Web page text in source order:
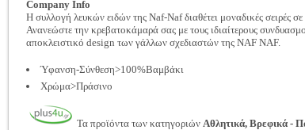
Company Info
Η συλλογή λευκών ειδών της Naf-Naf διαθέτει μοναδικές σειρές
Ανανεώστε την κρεβατοκάμαρά σας με τους ιδιαίτερους
αποκλειστικό design των γάλλων σχεδιαστών της NAF NAF.
Ύφανση-Σύνθεση>100%Βαμβάκι
Χρώμα>Πράσινο
Τα προϊόντα των κατηγοριών Αθλητικά, Βρεφικά -